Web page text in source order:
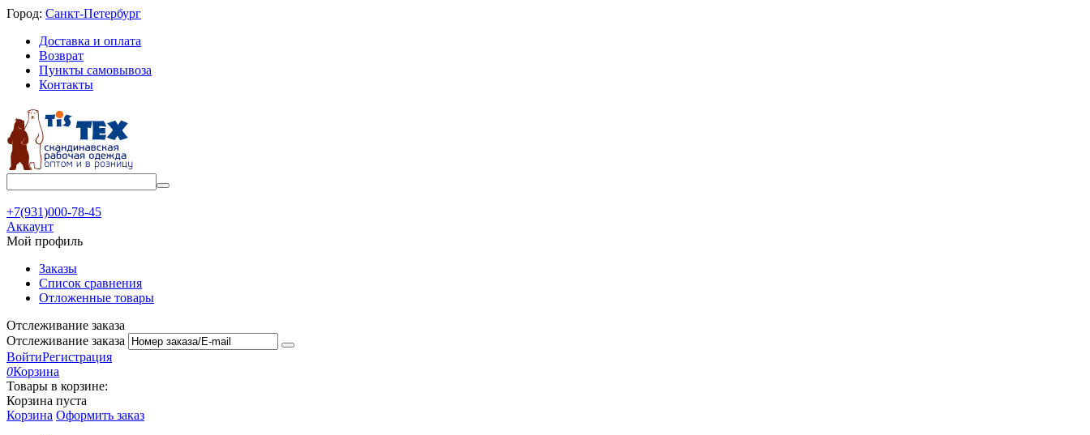
Город: Санкт-Петербург
Доставка и оплата
Возврат
Пункты самовывоза
Контакты
+7(931)000-78-45
Аккаунт
Мой профиль
Заказы
Список сравнения
Отложенные товары
Отслеживание заказа
Отслеживание заказа
ВойтиРегистрация
0Корзина
Товары в корзине:
Корзина пуста
Корзина Оформить заказ